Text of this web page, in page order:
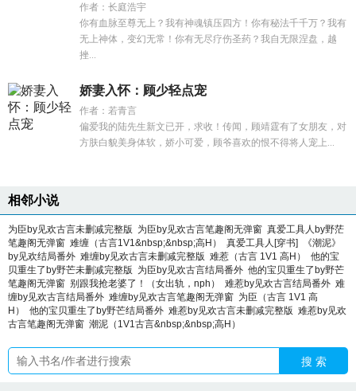
作者：长庭浩宇
你有血脉至尊无上？我有神魂镇压四方！你有秘法千千万？我有
无上神体，变幻无常！你有无尽疗伤圣药？我自无限涅盘，越
挫...
娇妻入怀：顾少轻点宠
作者：若青言
偏爱我的陆先生新文已开，求收！传闻，顾靖霆有了女朋友，对
方肤白貌美身体软，娇小可爱，顾爷喜欢的恨不得将人宠上...
相邻小说
为臣by见欢古言未删减完整版 为臣by见欢古言笔趣阁无弹窗 真爱工具人by野茫
笔趣阁无弹窗 难缠（古言1V1&nbsp;&nbsp;高H） 真爱工具人[穿书]
《潮泥》
by见欢结局番外 难缠by见欢古言未删减完整版 难惹（古言 1V1 高H）
他的宝
贝重生了by野芒未删减完整版 为臣by见欢古言结局番外 他的宝贝重生了by野芒
笔趣阁无弹窗 别跟我抢老婆了！（女出轨，nph） 难惹by见欢古言结局番外 难
缠by见欢古言结局番外 难缠by见欢古言笔趣阁无弹窗 为臣（古言 1V1 高
H）
他的宝贝重生了by野芒结局番外 难惹by见欢古言未删减完整版 难惹by见欢
古言笔趣阁无弹窗 潮泥（1V1古言&nbsp;&nbsp;高H）
搜 索